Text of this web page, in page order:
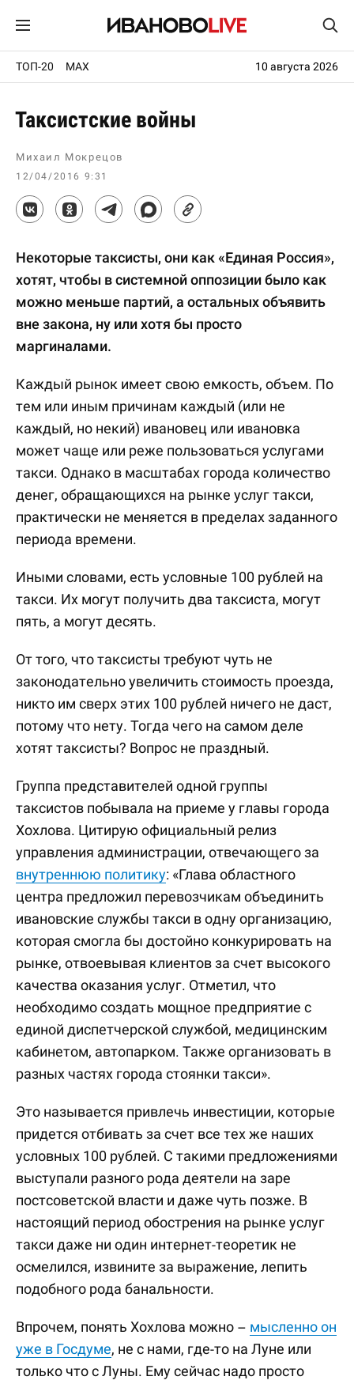
ТОП-20 MAX 10 августа 2026
Таксистские войны
Михаил Мокрецов
12/04/2016 9:31
Некоторые таксисты, они как «Единая Россия»,
хотят, чтобы в системной оппозиции было как
можно меньше партий, а остальных объявить
вне закона, ну или хотя бы просто
маргиналами.
Каждый рынок имеет свою емкость, объем. По
тем или иным причинам каждый (или не
каждый, но некий) ивановец или ивановка
может чаще или реже пользоваться услугами
такси. Однако в масштабах города количество
денег, обращающихся на рынке услуг такси,
практически не меняется в пределах заданного
периода времени.
Иными словами, есть условные 100 рублей на
такси. Их могут получить два таксиста, могут
пять, а могут десять.
От того, что таксисты требуют чуть не
законодательно увеличить стоимость проезда,
никто им сверх этих 100 рублей ничего не даст,
потому что нету. Тогда чего на самом деле
хотят таксисты? Вопрос не праздный.
Группа представителей одной группы
таксистов побывала на приеме у главы города
Хохлова. Цитирую официальный релиз
управления администрации, отвечающего за
внутреннюю политику: «Глава областного
центра предложил перевозчикам объединить
ивановские службы такси в одну организацию,
которая смогла бы достойно конкурировать на
рынке, отвоевывая клиентов за счет высокого
качества оказания услуг. Отметил, что
необходимо создать мощное предприятие с
единой диспетчерской службой, медицинским
кабинетом, автопарком. Также организовать в
разных частях города стоянки такси».
Это называется привлечь инвестиции, которые
придется отбивать за счет все тех же наших
условных 100 рублей. С такими предложениями
выступали разного рода деятели на заре
постсоветской власти и даже чуть позже. В
настоящий период обострения на рынке услуг
такси даже ни один интернет-теоретик не
осмелился, извините за выражение, лепить
подобного рода банальности.
Впрочем, понять Хохлова можно – мысленно он
уже в Госдуме, не с нами, где-то на Луне или
только что с Луны. Ему сейчас надо просто